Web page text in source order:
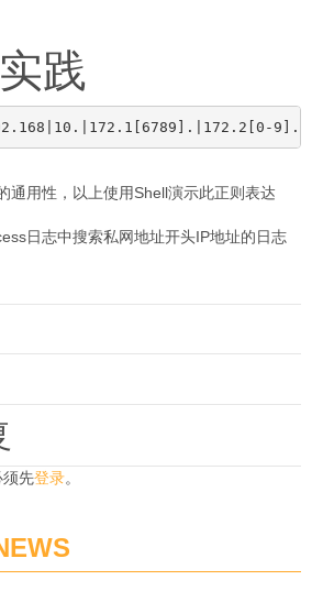
践
通用性，以上使用Shell演示此正则表达
日志中搜索私网地址开头IP地址的日志
须先登录。